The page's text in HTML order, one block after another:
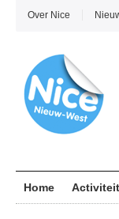
Over Nice
Home